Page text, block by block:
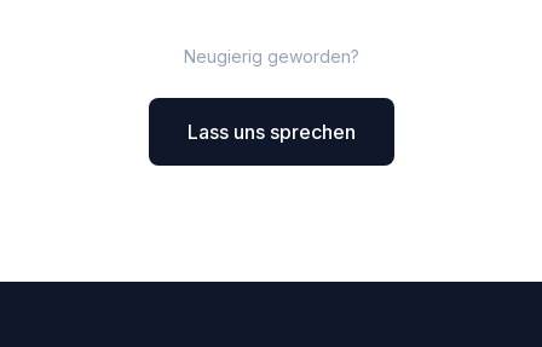
Neugierig geworden?
Lass uns sprechen